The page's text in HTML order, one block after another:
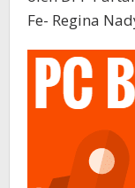
Fe- Regina